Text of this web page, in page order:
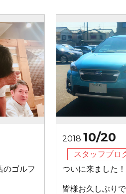
のゴルフ
2018 10/20
スタッフブロ
ついに来ました！
皆様お久しぶり